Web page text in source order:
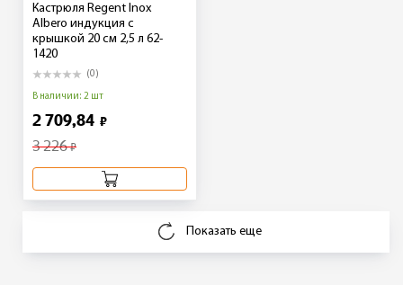
Кастрюля Regent Inox
Albero индукция с
крышкой 20 см 2,5 л 62-
1420
(0)
В наличии: 2 шт
2 709,84 ₽
3 226₽
Показать еще